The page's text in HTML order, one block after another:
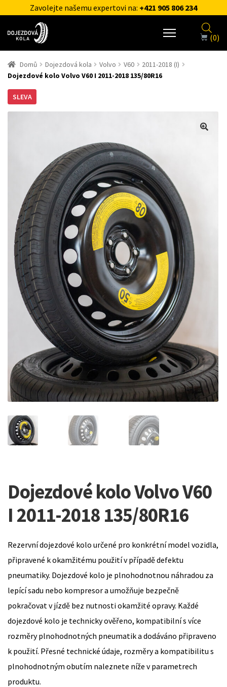
Zavolejte našemu expertovi na: +421 905 806 234
(0)
Domů Dojezdová kola Volvo V60
2011-2018 (I)
Dojezdové kolo Volvo V60 I 2011-2018 135/80R16
SLEVA
Dojezdové kolo Volvo V60
I 2011-2018 135/80R16
Rezervní dojezdové kolo určené pro konkrétní model vozidla,
připravené k okamžitému použití v případě defektu
pneumatiky. Dojezdové kolo je plnohodnotnou náhradou za
lepící sadu nebo kompresor a umožňuje bezpečně
pokračovat v jízdě bez nutnosti okamžité opravy. Každé
dojezdové kolo je technicky ověřeno, kompatibilní s více
rozměry plnohodnotných pneumatik a dodáváno připraveno
k použití. Přesné technické údaje, rozměry a kompatibilitu s
plnohodnotným obutím naleznete níže v parametrech
produktu.